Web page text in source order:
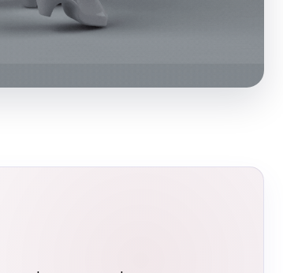
עבודה מעשית, תכנון, ניהול, יצירת